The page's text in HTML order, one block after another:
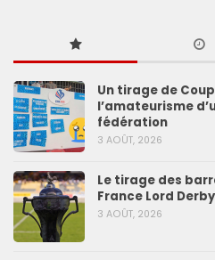
Un tirage de
l’amateurisme
fédération
3 AOÛT, 2026
Le tirage des
France Lord
3 AOÛT, 2026